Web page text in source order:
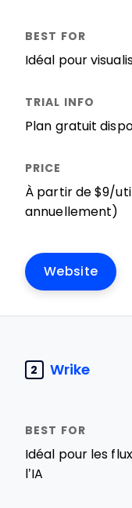
Idéal pour
Plan gratuit
À partir de $9/
annuellement)
Website
2 Wrike
Idéal pour les
l’IA